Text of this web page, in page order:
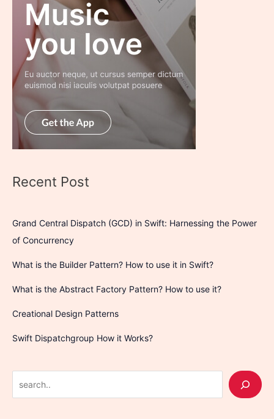
Recent Post
Grand Central Dispatch (GCD) in Swift: Harnessing the Power
of Concurrency
What is the Builder Pattern? How to use it in Swift?
What is the Abstract Factory Pattern? How to use it?
Creational Design Patterns
Swift Dispatchgroup How it Works?
e